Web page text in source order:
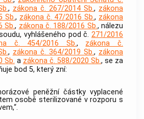
, zákona č. 267/2014 Sb., zákona
Sb., zákona č. 47/2016 Sb., zákona
Sb., zákona č. 188/2016 Sb., nálezu
vyhlášeného pod č. 271/2016
č. 454/2016 Sb., zákona č.
, zákona č. 364/2019 Sb., zákona
Sb. a zákona č. 588/2020 Sb., se za
bod 5, který zní:
peněžní částky vyplacené
osobě sterilizované v rozporu s